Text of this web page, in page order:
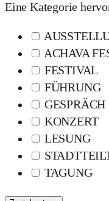
Eine Kategorie
ACHAVA
FESTIVAL
FÜHRUNG
GESPRÄCH
KONZERT
LESUNG
TAGUNG